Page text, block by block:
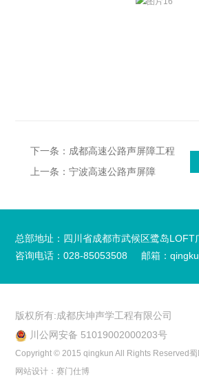
下一条：成都高速公路声屏障工程
上一条：宁波高速公路声屏障
总部地址：四川省成都市武候区鹭岛LOFT
咨询电话：028-85053508
邮箱：
版权所有:成都庆坤声学工程有限公司
川公网安备 51019002000203号
Copyright © 2015 qingkun All Rights Reserved
网站设计：赛门仕博